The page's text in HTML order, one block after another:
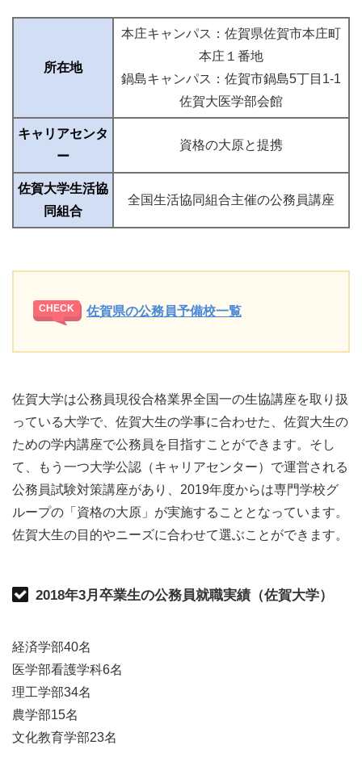
所在地
本庄キャンパス：佐賀県佐賀市本庄町
本庄１番地
鍋島キャンパス：佐賀市鍋島5丁目1-1
佐賀大医学部会館
キャリアセンタ
ー
資格の大原と提携
佐賀大学生活協
同組合
全国生活協同組合主催の公務員講座
佐賀県の公務員予備校一覧
佐賀大学は公務員現役合格業界全国一の生協講座を取り扱
っている大学で、佐賀大生の学事に合わせた、佐賀大生の
ための学内講座で公務員を目指すことができます。そし
て、もう一つ大学公認（キャリアセンター）で運営される
公務員試験対策講座があり、2019年度からは専門学校グ
ループの「資格の大原」が実施することとなっています。
佐賀大生の目的やニーズに合わせて選ぶことができます。
2018年3月卒業生の公務員就職実績（佐賀大学）
経済学部40名
医学部看護学科6名
理工学部34名
農学部15名
文化教育学部23名